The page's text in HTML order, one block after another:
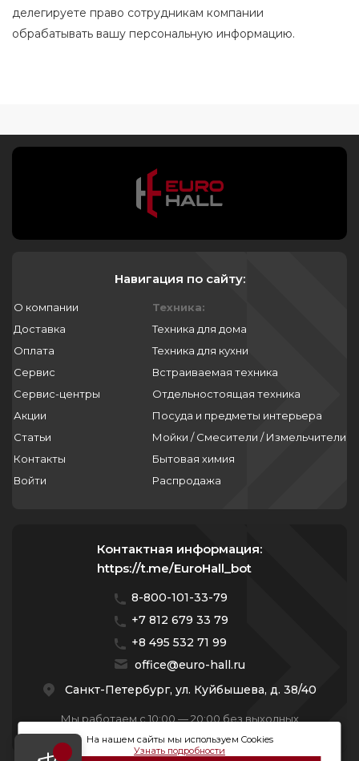
делегируете право сотрудникам компании
обрабатывать вашу персональную информацию.
Навигация по сайту:
О компании
Доставка
Оплата
Сервис
Сервис-центры
Акции
Статьи
Контакты
Войти
Техника:
Техника для дома
Техника для кухни
Встраиваемая техника
Отдельностоящая техника
Посуда и предметы интерьера
Мойки / Смесители / Измельчители
Бытовая химия
Распродажа
Контактная информация:
https://t.me/EuroHall_bot
8-800-101-33-79
+7 812 679 33 79
+8 495 532 71 99
office@euro-hall.ru
Санкт-Петербург, ул. Куйбышева, д. 38/40
Мы работаем с 10:00 — 20:00 без выходных
На нашем сайты мы используем Cookies
Узнать подробности